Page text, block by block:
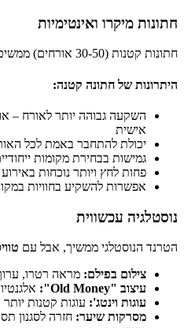
חתונות מיקרו ואינטימיות
חתונות קטנות (30-50 אורחים) ממשיכות לצמוח בפופולריות:
היתרונות של חתונה קטנה:
השקעה גבוהה יותר לאורח –
אישית
יכולת להתחבר באמת לכל
גמישות בבחירת מקומות
פחות לחץ ויותר נוכחות
אפשרות להשקיע בחוויות
נוסטלגיה עכשווית
הטרנד הנוסטלגי ממשיך, אבל עם
צילום בפילם: מראה רטרו, ערוך
עיצוב "Old Money":
עוגות וינטג': עוגות קטנות
מסרקות שיער: חזרה לסגנון